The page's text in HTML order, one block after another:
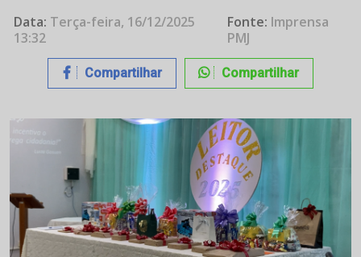
Data: Terça-feira, 16/12/2025
13:32
Fonte: Imprensa
PMJ
Compartilhar Compartilhar